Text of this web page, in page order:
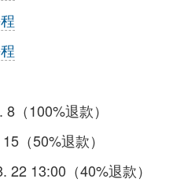
（100%退款）
（50%退款）
13:00（40%退款）